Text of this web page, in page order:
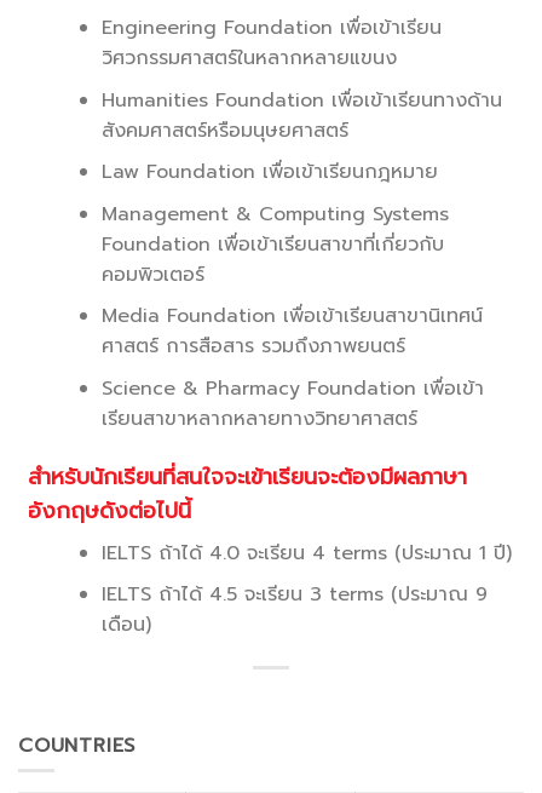
Engineering Foundation เพื่อเข้าเรียน
วิศวกรรมศาสตร์ในหลากหลายแขนง
Humanities Foundation เพื่อเข้าเรียนทางด้าน
สังคมศาสตร์หรือมนุษยศาสตร์
Law Foundation เพื่อเข้าเรียนกฎหมาย
Management & Computing Systems
Foundation เพื่อเข้าเรียนสาขาที่เกี่ยวกับ
คอมพิวเตอร์
Media Foundation เพื่อเข้าเรียนสาขานิเทศน์
ศาสตร์ การสือสาร รวมถึงภาพยนตร์
Science & Pharmacy Foundation เพื่อเข้า
เรียนสาขาหลากหลายทางวิทยาศาสตร์
สำหรับนักเรียนที่สนใจจะเข้าเรียนจะต้องมีผลภาษา
อังกฤษดังต่อไปนี้
IELTS ถ้าได้ 4.0 จะเรียน 4 terms (ประมาณ 1 ปี)
IELTS ถ้าได้ 4.5 จะเรียน 3 terms (ประมาณ 9
เดือน)
COUNTRIES